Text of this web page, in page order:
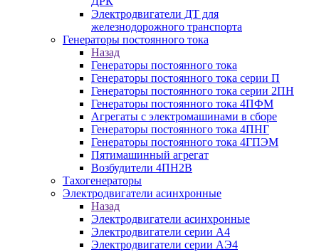
Электродвигатели ДТ для
железнодорожного транспорта
Генераторы постоянного тока
Назад
Генераторы постоянного тока
Генераторы постоянного тока серии П
Генераторы постоянного тока серии 2ПН
Генераторы постоянного тока 4ПФМ
Агрегаты с электромашинами в сборе
Генераторы постоянного тока 4ПНГ
Генераторы постоянного тока 4ГПЭМ
Пятимашинный агрегат
Возбудители 4ПН2В
Тахогенераторы
Электродвигатели асинхронные
Назад
Электродвигатели асинхронные
Электродвигатели серии А4
Электродвигатели серии АЭ4